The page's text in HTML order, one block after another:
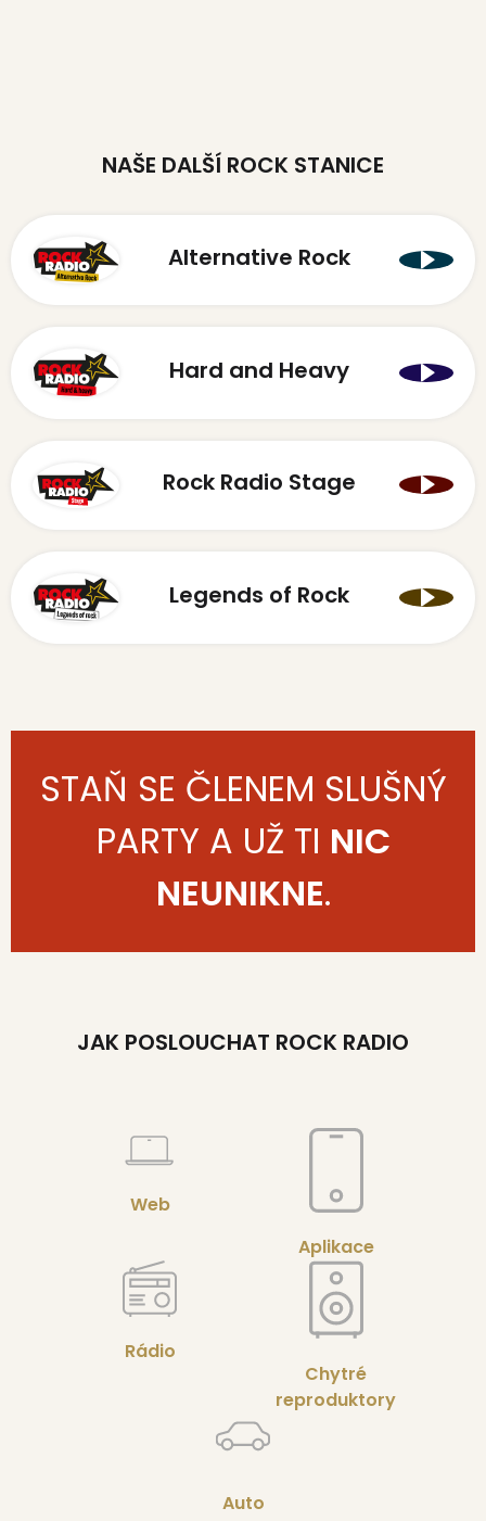
NAŠE DALŠÍ ROCK STANICE
Alternative Rock
Hard and Heavy
Rock Radio Stage
Legends of Rock
STAŇ SE ČLENEM SLUŠNÝ
PARTY A UŽ TI NIC
NEUNIKNE.
JAK POSLOUCHAT ROCK RADIO
Web
Aplikace
Rádio
Chytré
reproduktory
Auto